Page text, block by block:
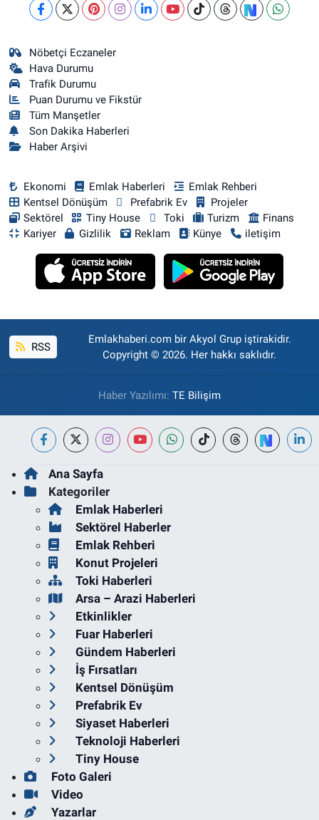
Nöbetçi Eczaneler
Hava Durumu
Trafik Durumu
Puan Durumu ve Fikstür
Tüm Manşetler
Son Dakika Haberleri
Haber Arşivi
Ekonomi Emlak Haberleri
Emlak Rehberi
Kentsel Dönüşüm
Prefabrik Ev
Projeler
Sektörel
Tiny House Toki Turizm
Finans
Kariyer
Gizlilik Reklam Künye iletişim
RSS
Emlakhaberi.com bir Akyol Grup iştirakidir.
Copyright © 2026. Her hakkı saklıdır.
Haber Yazılımı: TE Bilişim
Ana Sayfa
Kategoriler
Emlak Haberleri
Sektörel Haberler
Emlak Rehberi
Konut Projeleri
Toki Haberleri
Arsa – Arazi Haberleri
Etkinlikler
Fuar Haberleri
Gündem Haberleri
İş Fırsatları
Kentsel Dönüşüm
Prefabrik Ev
Siyaset Haberleri
Teknoloji Haberleri
Tiny House
Foto Galeri
Video
Yazarlar